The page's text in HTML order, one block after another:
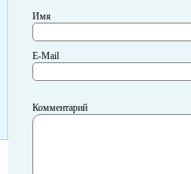
Имя
E-Mail
Комментарий